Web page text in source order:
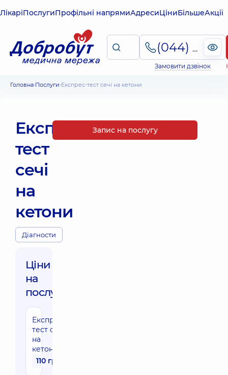
ЛікаріПослугиПрофільні напрямиАдресиЦіниБільшеАкції
(044) 495-2-888
Замовити дзвінок
Головна Послуги Експрес-тест сечі на кетони
Експрес-
тест
сечі
на
кетони
Діагности
Ціни
на
послуги:
Експрес-
тест сечі
на
кетони
110 грн
Запис на послугу